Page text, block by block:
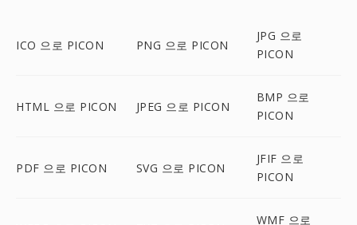
ICO 으로 PICON PNG 으로 PICON
JPG 으로
PICON
HTML 으로 PICON JPEG 으로 PICON
BMP 으로
PICON
PDF 으로 PICON SVG 으로 PICON
JFIF 으로
PICON
WMF 으로